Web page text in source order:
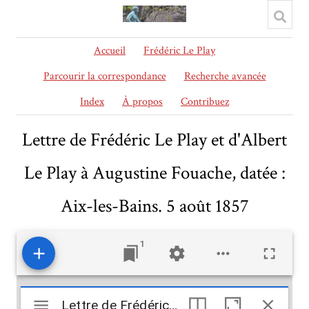
Accueil
Frédéric Le Play
Parcourir la correspondance
Recherche avancée
Index
À propos Contribuez
Lettre de Frédéric Le Play et d'Albert
Le Play à Augustine Fouache, datée :
Aix-les-Bains. 5 août 1857
1
Mirador
Lettre de Frédéric Le Play et d'Albert Le Play à Augustine Fouache, datée : Aix-les-Bains. 5 août 1857 Lettre de Frédéric Le Play et d'Albert Le Play à Augustine Fouache, datée : Aix-les-Bains. 5 août 1857